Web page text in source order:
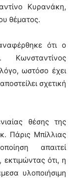
Κυρανάκη,
θέματος.
ότι ο
Κωνσταντίνος
ωστόσο έχει
σχετική
θέσης της
Πάρις Μπίλλιας
απαιτεί
εκτιμώντας ότι, η
υλοποιήσιμη